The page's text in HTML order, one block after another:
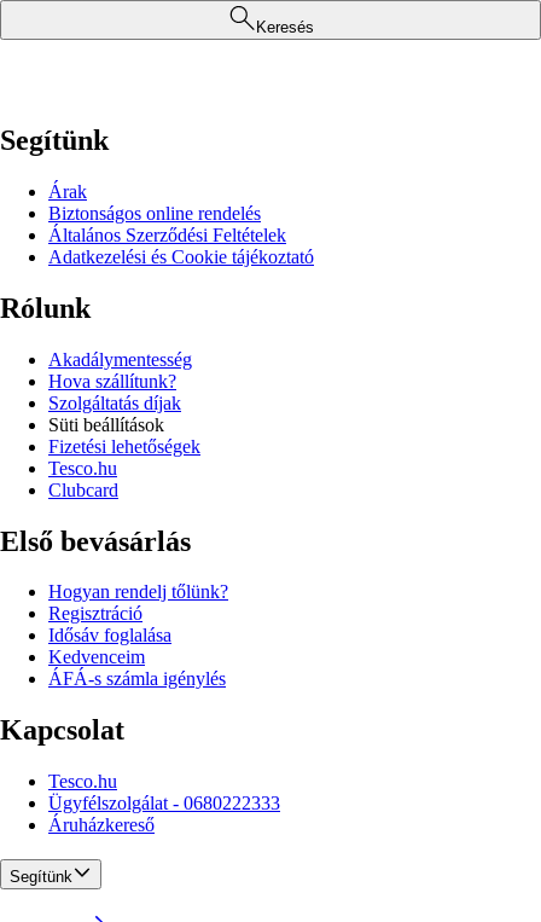
Keresés
Segítünk
Árak
Biztonságos online rendelés
Általános Szerződési Feltételek
Adatkezelési és Cookie tájékoztató
Rólunk
Akadálymentesség
Hova szállítunk?
Szolgáltatás díjak
Süti beállítások
Fizetési lehetőségek
Tesco.hu
Clubcard
Első bevásárlás
Hogyan rendelj tőlünk?
Regisztráció
Idősáv foglalása
Kedvenceim
ÁFÁ-s számla igénylés
Kapcsolat
Tesco.hu
Ügyfélszolgálat - 0680222333
Áruházkereső
Segítünk